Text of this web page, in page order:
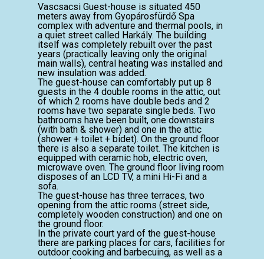
Vascsacsi Guest-house is situated 450
meters away from Gyopárosfürdő Spa
complex with adventure and thermal pools, in
a quiet street called Harkály. The building
itself was completely rebuilt over the past
years (practically leaving only the original
main walls), central heating was installed and
new insulation was added.
The guest-house can comfortably put up 8
guests in the 4 double rooms in the attic, out
of which 2 rooms have double beds and 2
rooms have two separate single beds. Two
bathrooms have been built, one downstairs
(with bath & shower) and one in the attic
(shower + toilet + bidet). On the ground floor
there is also a separate toilet. The kitchen is
equipped with ceramic hob, electric oven,
microwave oven. The ground floor living room
disposes of an LCD TV, a mini Hi-Fi and a
sofa.
The guest-house has three terraces, two
opening from the attic rooms (street side,
completely wooden construction) and one on
the ground floor.
In the private court yard of the guest-house
there are parking places for cars, facilities for
outdoor cooking and barbecuing, as well as a